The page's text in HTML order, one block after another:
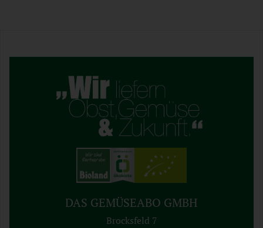
DAS GEMÜSEABO GMBH
Brocksfeld 7